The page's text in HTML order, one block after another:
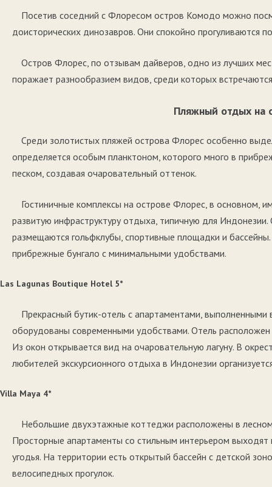
Посетив соседний с Флоресом остров Комодо можно
доисторических динозавров. Они спокойно прогуливаются
Остров Флорес, по отзывам дайверов, одно из лучших
поражает разнообразием видов, среди которых
Пляжный отдых на
Среди золотистых пляжей острова Флорес особенно
определяется особым планктоном, которого много в
песком, создавая очаровательный оттенок.
Гостиничные комплексы на острове Флорес, в основном,
развитую инфраструктуру отдыха, типичную для
размещаются гольфклубы, спортивные площадки и
прибрежные бунгало с минимальными удобствами.
Las Lagunas Boutique Hotel 5*
Прекрасный бутик-отель с апартаментами, выполненными
оборудованы современными удобствами. Отель
Из окон открывается вид на очаровательную лагуну. В
любителей экскурсионного отдыха в Индонезии
Villa Maya 4*
Небольшие двухэтажные коттеджи расположены в
Просторные апартаменты со стильным интерьером
угодья. На территории есть открытый бассейн с детской
велосипедных прогулок.